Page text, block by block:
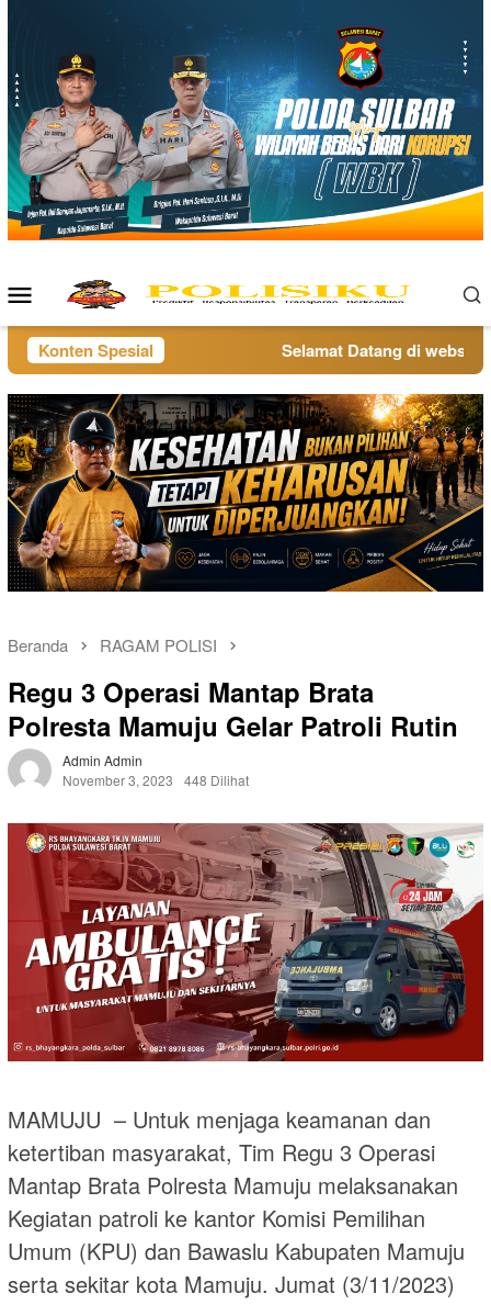
Menu
Mobile
Konten Spesial Selamat Datang di website
Beranda RAGAM POLISI
Regu 3 Operasi Mantap Brata
Polresta Mamuju Gelar Patroli Rutin
Admin Admin
November 3, 2023
448 Dilihat
MAMUJU – Untuk menjaga keamanan dan
ketertiban masyarakat, Tim Regu 3 Operasi
Mantap Brata Polresta Mamuju melaksanakan
Kegiatan patroli ke kantor Komisi Pemilihan
Umum (KPU) dan Bawaslu Kabupaten Mamuju
serta sekitar kota Mamuju. Jumat (3/11/2023)